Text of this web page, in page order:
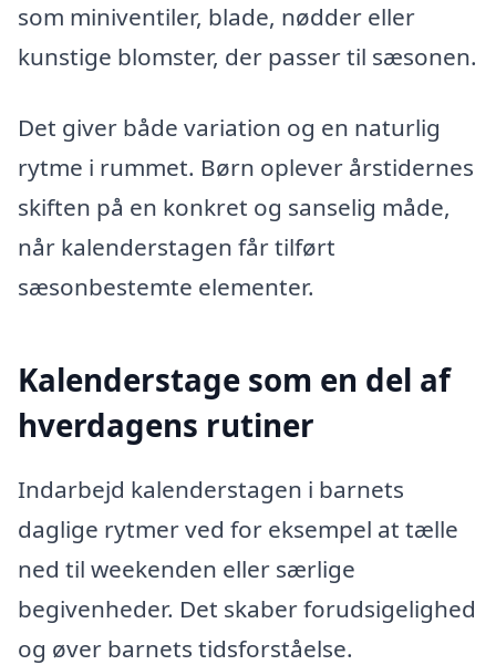
som miniventiler, blade, nødder eller
kunstige blomster, der passer til sæsonen.
Det giver både variation og en naturlig
rytme i rummet. Børn oplever årstidernes
skiften på en konkret og sanselig måde,
når kalenderstagen får tilført
sæsonbestemte elementer.
Kalenderstage som en del af
hverdagens rutiner
Indarbejd kalenderstagen i barnets
daglige rytmer ved for eksempel at tælle
ned til weekenden eller særlige
begivenheder. Det skaber forudsigelighed
og øver barnets tidsforståelse.